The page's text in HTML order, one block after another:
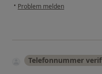
• Problem melden
Telefonnummer